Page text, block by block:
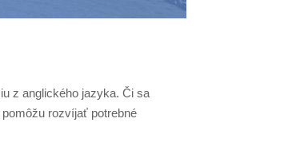
z anglického jazyka. Či sa
rozvíjať potrebné